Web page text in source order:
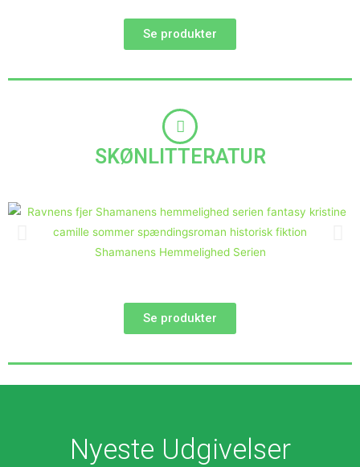
Se produkter
SKØNLITTERATUR
Shamanens Hemmelighed Serien
Se produkter
Nyeste Udgivelser